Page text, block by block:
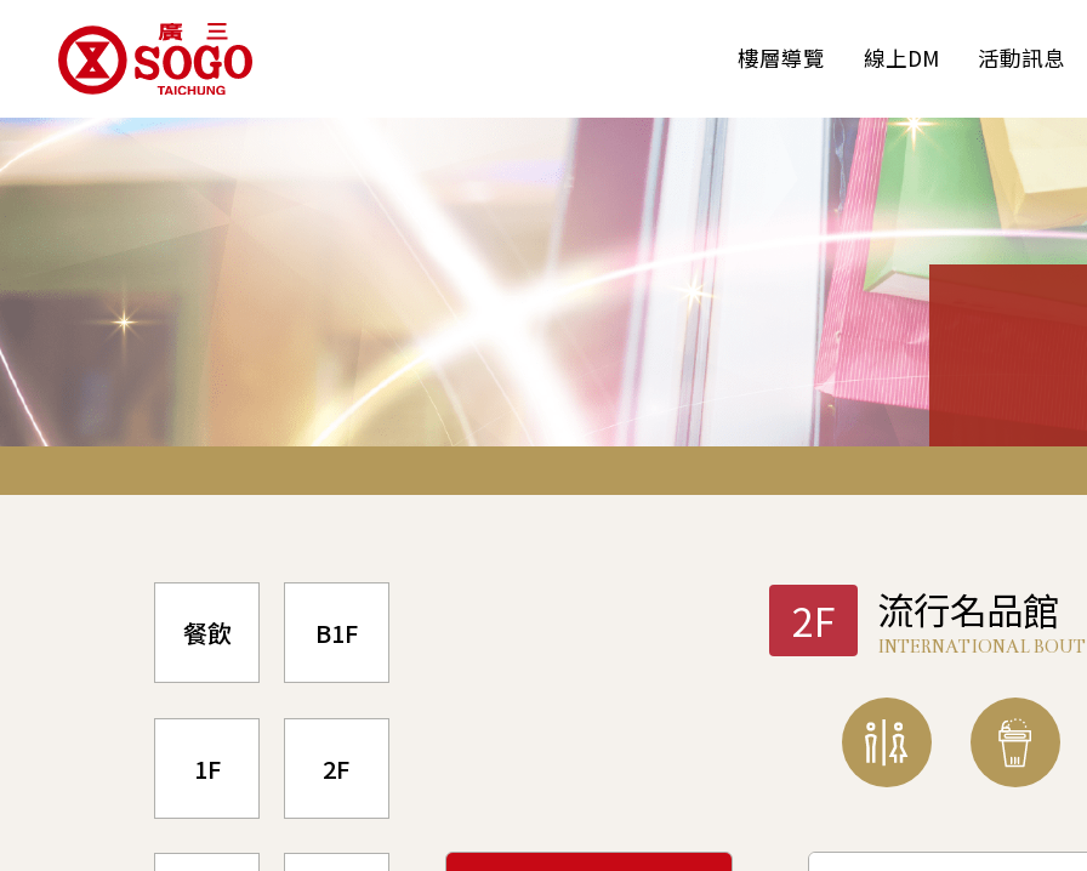
樓層導覽 線上DM 活動訊息
餐飲 B1F
1F 2F
2F 流行名品館
INTERNATIONAL